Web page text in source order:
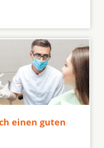
einen guten